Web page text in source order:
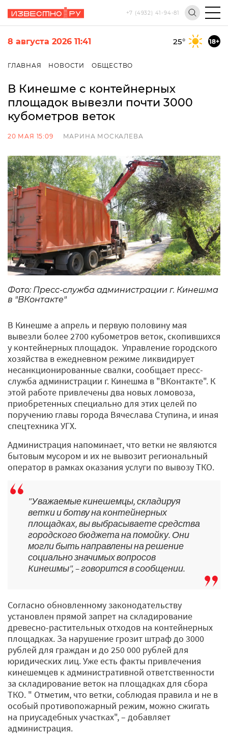
+7 (4932) 41-94-81
8 августа 2026 11:41 25° 18+
ГЛАВНАЯ НОВОСТИ ОБЩЕСТВО
В Кинешме с контейнерных
площадок вывезли почти 3000
кубометров веток
20 МАЯ 15:09 МАРИНА МОСКАЛЕВА
Фото: Пресс-служба администрации г. Кинешма
в "ВКонтакте"
В Кинешме а апрель и первую половину мая
вывезли более 2700 кубометров веток, скопившихся
у контейнерных площадок. Управление городского
хозяйства в ежедневном режиме ликвидирует
несанкционированные свалки, сообщает пресс-
служба администрации г. Кинешма в "ВКонтакте". К
этой работе привлечены два новых ломовоза,
приобретенных специально для этих целей по
поручению главы города Вячеслава Ступина, и иная
спецтехника УГХ.
Администрация напоминает, что ветки не являются
бытовым мусором и их не вывозит региональный
оператор в рамках оказания услуги по вывозу ТКО.
"Уважаемые кинешемцы, складируя
ветки и ботву на контейнерных
площадках, вы выбрасываете средства
городского бюджета на помойку. Они
могли быть направлены на решение
социально значимых вопросов
Кинешмы", – говорится в сообщении.
Согласно обновленному законодательству
установлен прямой запрет на складирование
древесно-растительных отходов на контейнерных
площадках. За нарушение грозит штраф до 3000
рублей для граждан и до 250 000 рублей для
юридических лиц. Уже есть факты привлечения
кинешемцев к административной ответственности
за складирование веток на площадках для сбора
ТКО. " Отметим, что ветки, соблюдая правила и не в
особый противопожарный режим, можно сжигать
на приусадебных участках", – добавляет
администрация.